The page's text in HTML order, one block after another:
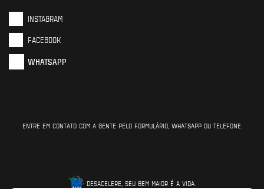
INSTAGRAM
FACEBOOK
WHATSAPP
ENTRE EM CONTATO COM A GENTE PELO FORMULÁRIO, WHATSAPP OU TELEFONE.
DESACELERE, SEU BEM MAIOR É A VIDA.